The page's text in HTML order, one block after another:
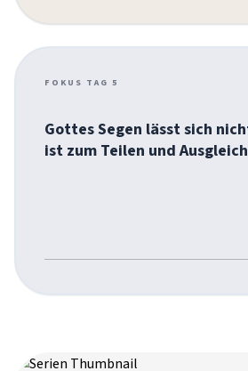
FOKUS TAG 5
Gottes Segen lässt sich
ist zum Teilen und